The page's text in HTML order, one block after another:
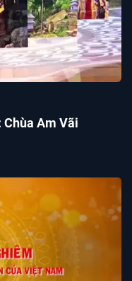
Chùa Am Vãi